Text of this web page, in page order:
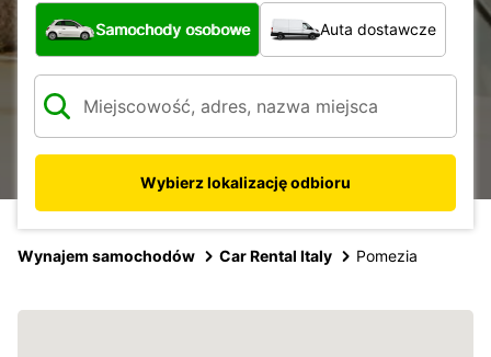
Jaki typ pojazdu?
Samochody osobowe Auta dostawcze
Wybierz lokalizację odbioru
Wynajem samochodów Car Rental Italy Pomezia